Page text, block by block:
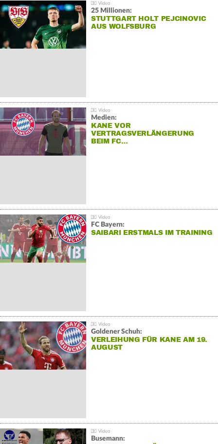
25 Millionen:
STUTTGART HOLT PEJCINOVIC
AUS WOLFSBURG
Medien:
KANE VOR
VERTRAGSVERLÄNGERUNG
BEIM FC…
FC Bayern:
SAIBARI ERSTMALS IM TRAINING
Goldener Schuh:
VERLEIHUNG FÜR KANE AM 19.
AUGUST
Busemann: